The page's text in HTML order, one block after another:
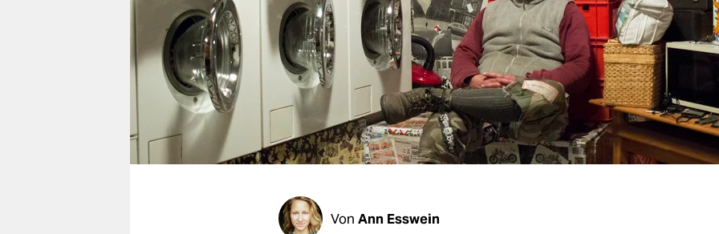
veranstaltungen
shop
fragen & hilfe
unterstützen
abo
genossenschaft
Von Ann Esswein